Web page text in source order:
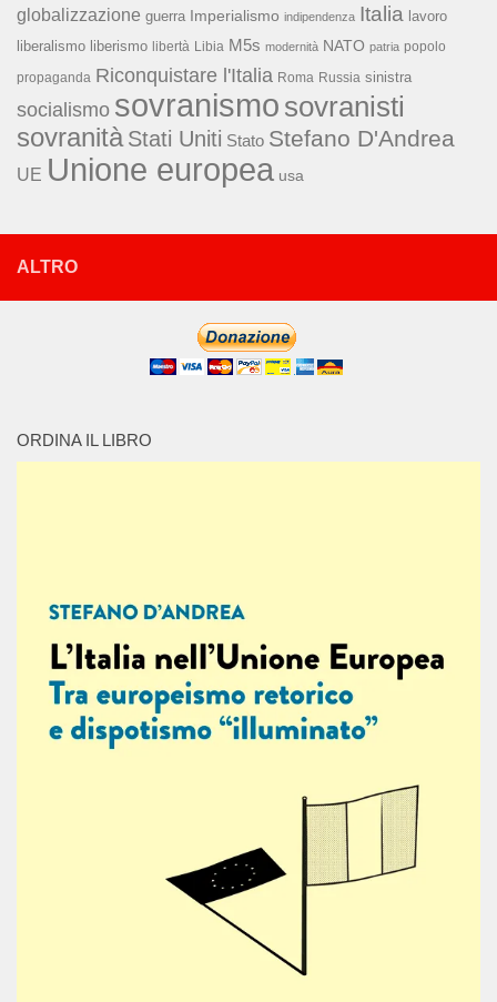
globalizzazione guerra Imperialismo indipendenza Italia lavoro
liberalismo liberismo libertà Libia M5s modernità NATO patria popolo
propaganda Riconquistare l'Italia Roma Russia sinistra
socialismo sovranismo sovranisti
sovranità Stati Uniti Stato Stefano D'Andrea
UE Unione europea usa
ALTRO
ORDINA IL LIBRO